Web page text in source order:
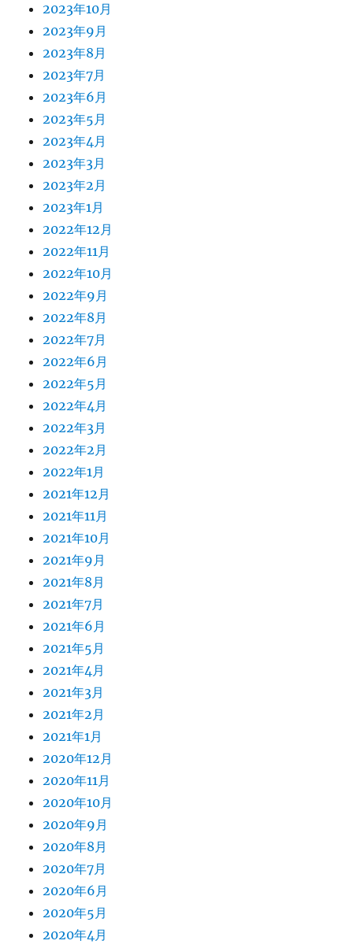
2023年10月
2023年9月
2023年8月
2023年7月
2023年6月
2023年5月
2023年4月
2023年3月
2023年2月
2023年1月
2022年12月
2022年11月
2022年10月
2022年9月
2022年8月
2022年7月
2022年6月
2022年5月
2022年4月
2022年3月
2022年2月
2022年1月
2021年12月
2021年11月
2021年10月
2021年9月
2021年8月
2021年7月
2021年6月
2021年5月
2021年4月
2021年3月
2021年2月
2021年1月
2020年12月
2020年11月
2020年10月
2020年9月
2020年8月
2020年7月
2020年6月
2020年5月
2020年4月